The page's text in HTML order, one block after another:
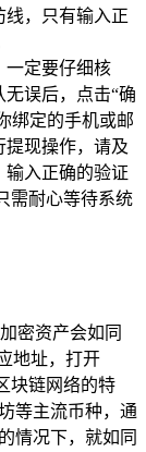
线，只有输入正
一定要仔细核
误后，点击“确
绑定的手机或邮
提现操作，请及
输入正确的验证
需耐心等待系统
密资产会如同
地址，打开
块链网络的特
等主流币种，通
情况下，就如同